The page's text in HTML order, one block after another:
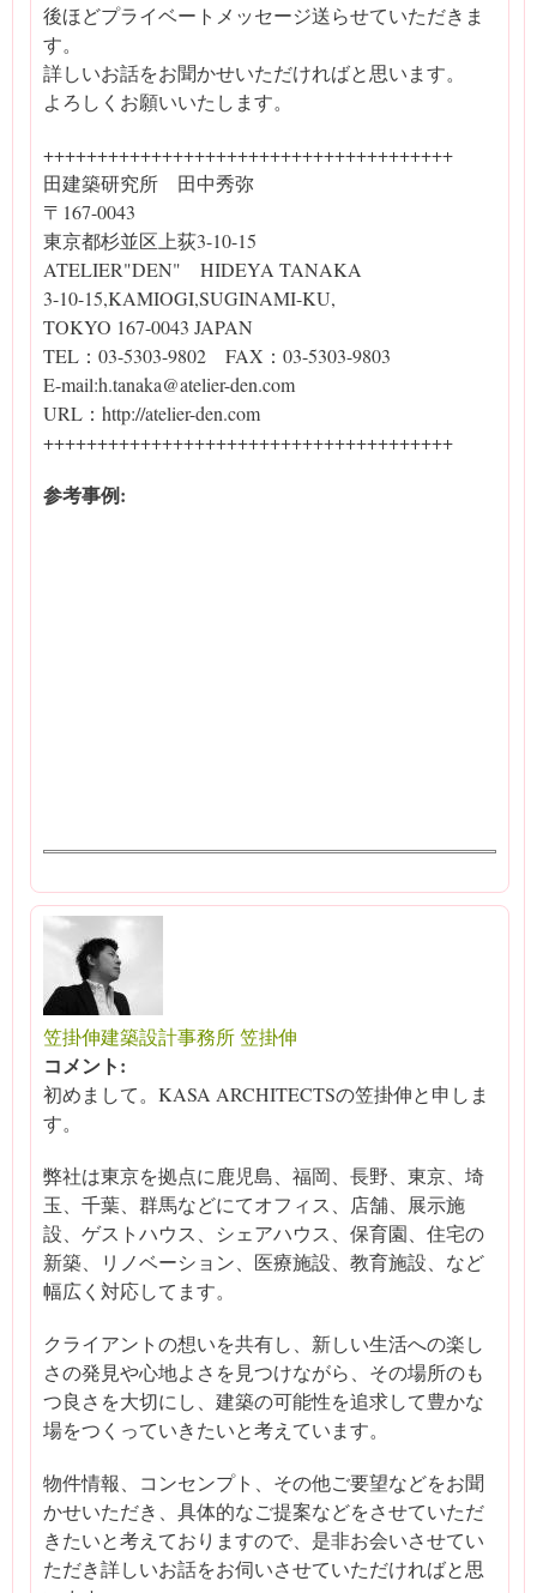
後ほどプライベートメッセージ送らせていただきま
す。
詳しいお話をお聞かせいただければと思います。
よろしくお願いいたします。
++++++++++++++++++++++++++++++++++++++
田建築研究所 田中秀弥
〒167-0043
東京都杉並区上荻3-10-15
ATELIER"DEN" HIDEYA TANAKA
3-10-15,KAMIOGI,SUGINAMI-KU,
TOKYO 167-0043 JAPAN
TEL：03-5303-9802 FAX：03-5303-9803
E-mail:h.tanaka@atelier-den.com
URL：http://atelier-den.com
++++++++++++++++++++++++++++++++++++++
参考事例:
笠掛伸建築設計事務所 笠掛伸
コメント:
初めまして。KASA ARCHITECTSの笠掛伸と申しま
す。
弊社は東京を拠点に鹿児島、福岡、長野、東京、埼
玉、千葉、群馬などにてオフィス、店舗、展示施
設、ゲストハウス、シェアハウス、保育園、住宅の
新築、リノベーション、医療施設、教育施設、など
幅広く対応してます。
クライアントの想いを共有し、新しい生活への楽し
さの発見や心地よさを見つけながら、その場所のも
つ良さを大切にし、建築の可能性を追求して豊かな
場をつくっていきたいと考えています。
物件情報、コンセンプト、その他ご要望などをお聞
かせいただき、具体的なご提案などをさせていただ
きたいと考えておりますので、是非お会いさせてい
ただき詳しいお話をお伺いさせていただければと思